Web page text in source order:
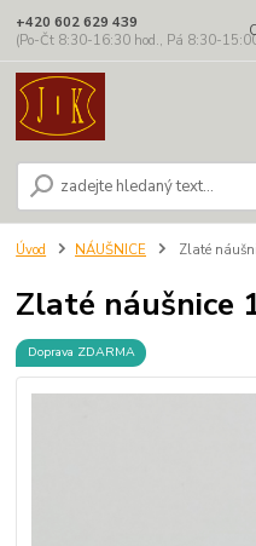
+420 602 629 439
(Po-Čt 8:30-16:30 hod., Pá 8:30-
Úvod NÁUŠNICE Zlaté
Zlaté náušnice
Doprava ZDARMA